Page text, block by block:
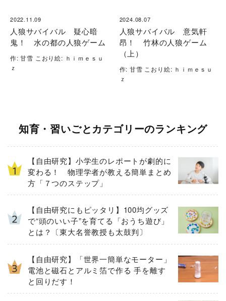
2022.11.09
人狼サバイバル 疑心暗
鬼！ 水の都の人狼ゲーム
作: 甘雪 こおり絵: ｈｉｍｅｓｕ
ｚ
2024.08.07
人狼サバイバル 意気軒
昂！ 竹林の人狼ゲーム
（上）
作: 甘雪 こおり絵: ｈｉｍｅｓｕ
ｚ
知育・習いごとカテゴリーのランキング
【自由研究】小学生のレポートが劇的に
変わる！ 物理学者が教える簡単まとめ
方「７つのステップ」
【自由研究にもピッタリ】100均グッズ
で“頭のいい子”を育てる「おうち遊び」
とは？〔東大名誉教授も太鼓判〕
【自由研究】「世界一簡単なモーター」
電池と磁石とアルミ箔で作る 手を離す
と回りだす！